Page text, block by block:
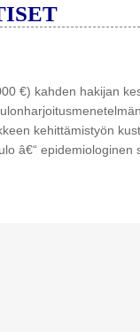
€) kahden hakijan
kehittämistyön
â€“ epidemiologinen